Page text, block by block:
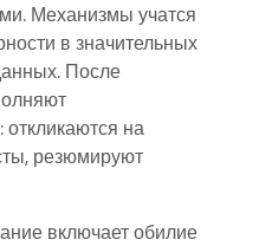
Механизмы учатся
в значительных
После
на
резюмируют
включает обилие